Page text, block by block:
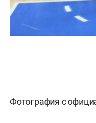
Фотография с